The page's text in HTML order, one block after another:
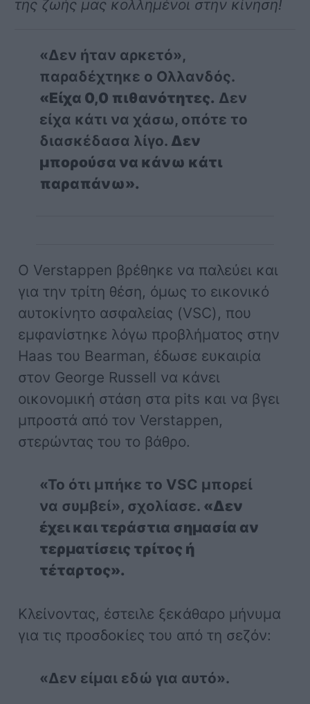
της ζωής μας κολλημένοι στην κίνηση!
«Δεν ήταν αρκετό»,
παραδέχτηκε ο Ολλανδός.
«Είχα 0,0 πιθανότητες. Δεν
είχα κάτι να χάσω, οπότε το
διασκέδασα λίγο. Δεν
μπορούσα να κάνω κάτι
παραπάνω».
Ο Verstappen βρέθηκε να παλεύει και
για την τρίτη θέση, όμως το εικονικό
αυτοκίνητο ασφαλείας (VSC), που
εμφανίστηκε λόγω προβλήματος στην
Haas του Bearman, έδωσε ευκαιρία
στον George Russell να κάνει
οικονομική στάση στα pits και να βγει
μπροστά από τον Verstappen,
στερώντας του το βάθρο.
«Το ότι μπήκε το VSC μπορεί
να συμβεί», σχολίασε. «Δεν
έχει και τεράστια σημασία αν
τερματίσεις τρίτος ή
τέταρτος».
Κλείνοντας, έστειλε ξεκάθαρο μήνυμα
για τις προσδοκίες του από τη σεζόν:
«Δεν είμαι εδώ για αυτό».